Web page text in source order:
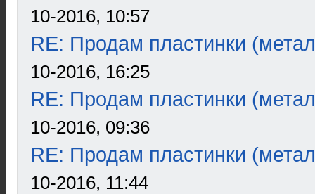
10-2016, 10:57
RE: Продам пластинки
10-2016, 16:25
RE: Продам пластинки
10-2016, 09:36
RE: Продам пластинки
10-2016, 11:44